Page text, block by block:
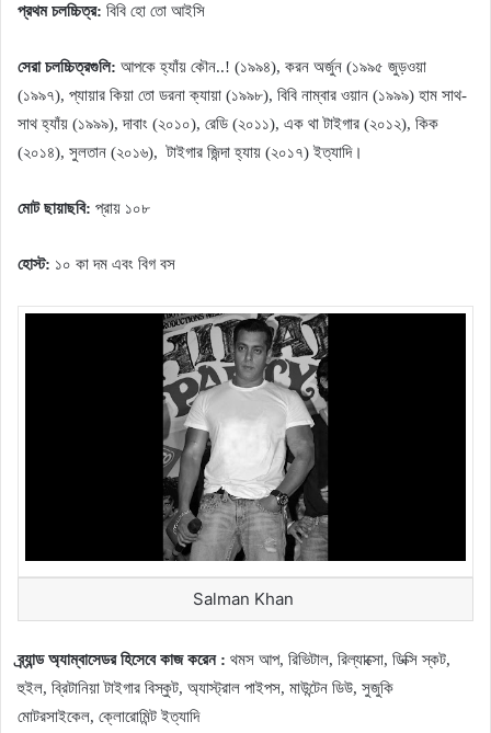
প্রথম চলচ্চিত্র: বিবি হো তো আইসি
সেরা চলচ্চিত্রগুলি: আপকে হ্যাঁয় কৌন..! (১৯৯৪), করন অর্জুন (১৯৯৫ জুড়ওয়া
(১৯৯৭), প্যায়ার কিয়া তো ডরনা ক্যায়া (১৯৯৮), বিবি নাম্বার ওয়ান (১৯৯৯) হাম সাথ-
সাথ হ্যাঁয় (১৯৯৯), দাবাং (২০১০), রেডি (২০১১), এক থা টাইগার (২০১২), কিক
(২০১৪), সুলতান (২০১৬), টাইগার জিন্দা হ্যায় (২০১৭) ইত্যাদি।
মোট ছায়াছবি: প্রায় ১০৮
হোস্ট: ১০ কা দম এবং বিগ বস
Salman Khan
ব্র্যান্ড অ্যাম্বাসেডর হিসেবে কাজ করেন : থমস আপ, রিভিটাল, রিল্যাক্সো, ডিক্সি স্কট,
হুইল, ব্রিটানিয়া টাইগার বিস্কুট, অ্যাস্ট্রাল পাইপস, মাউন্টেন ডিউ, সুজুকি
মোটরসাইকেল, ক্লোরোমিন্ট ইত্যাদি